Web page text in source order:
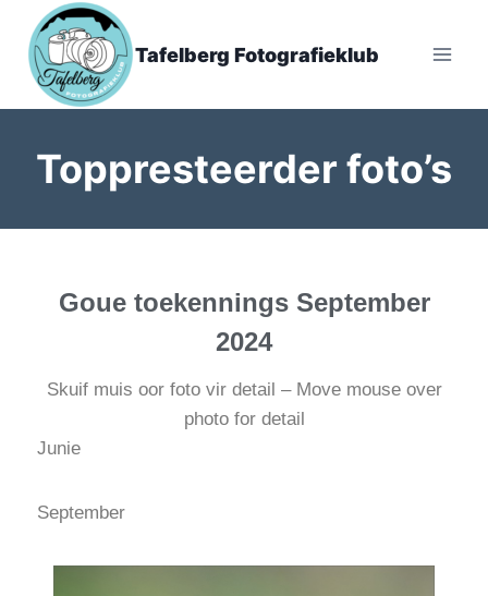
Tafelberg Fotografieklub
Toppresteerder foto’s
Goue toekennings September
2024
Skuif muis oor foto vir detail – Move mouse over
photo for detail
Junie
September